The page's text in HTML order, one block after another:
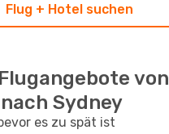
Flug + Hotel suchen
von
Sydney
es zu spät ist